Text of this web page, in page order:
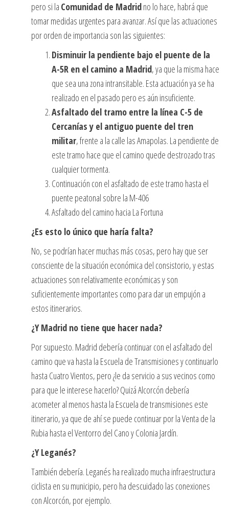
pero si la Comunidad de Madridno lo hace, habrá que
tomar medidas urgentes para avanzar. Así que las actuaciones
por orden de importancia son las siguientes:
Disminuir la pendiente bajo el puente de la
A-5R en el camino a Madrid, ya que la misma hace
que sea una zona intransitable. Esta actuación ya se ha
realizado en el pasado pero es aún insuficiente.
Asfaltado del tramo entre la línea C-5 de
Cercanías y el antiguo puente del tren
militar, frente a la calle las Amapolas. La pendiente de
este tramo hace que el camino quede destrozado tras
cualquier tormenta.
Continuación con el asfaltado de este tramo hasta el
puente peatonal sobre la M-406
Asfaltado del camino hacia La Fortuna
¿Es esto lo único que haría falta?
No, se podrían hacer muchas más cosas, pero hay que ser
consciente de la situación económica del consistorio, y estas
actuaciones son relativamente económicas y son
suficientemente importantes como para dar un empujón a
estos itinerarios.
¿Y Madrid no tiene que hacer nada?
Por supuesto. Madrid debería continuar con el asfaltado del
camino que va hasta la Escuela de Transmisiones y continuarlo
hasta Cuatro Vientos, pero ¿le da servicio a sus vecinos como
para que le interese hacerlo? Quizá Alcorcón debería
acometer al menos hasta la Escuela de transmisiones este
itinerario, ya que de ahí se puede continuar por la Venta de la
Rubia hasta el Ventorro del Cano y Colonia Jardín.
¿Y Leganés?
También debería. Leganés ha realizado mucha infraestructura
ciclista en su municipio, pero ha descuidado las conexiones
con Alcorcón, por ejemplo.